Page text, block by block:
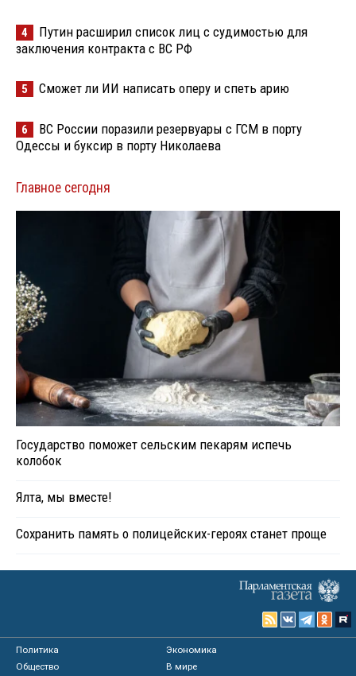
4
Путин расширил список лиц с судимостью для
заключения контракта с ВС РФ
5 Сможет ли ИИ написать оперу и спеть арию
6
ВС России поразили резервуары с ГСМ в порту
Одессы и буксир в порту Николаева
Главное сегодня
Государство поможет сельским пекарям испечь
колобок
Ялта, мы вместе!
Сохранить память о полицейских-героях станет проще
Политика
Экономика
Общество
В мире